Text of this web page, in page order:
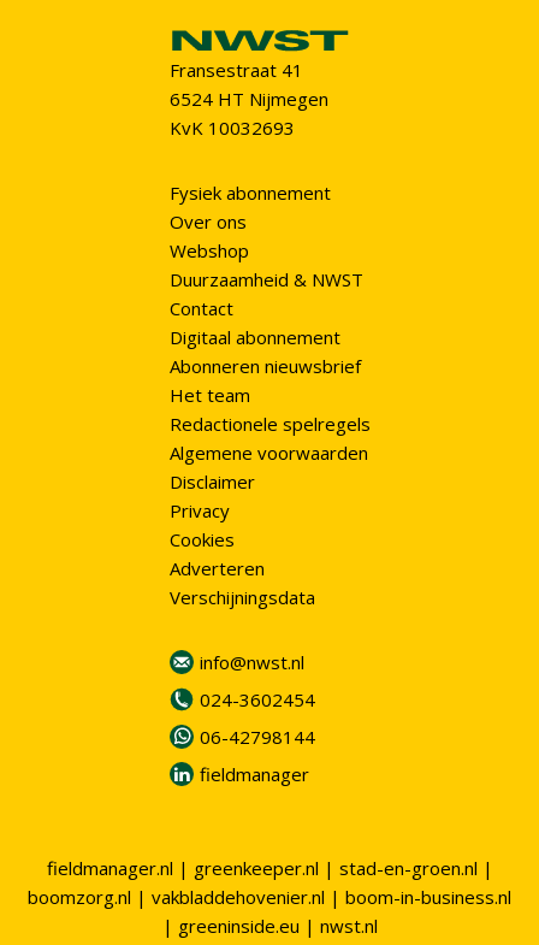
Fransestraat 41
6524 HT Nijmegen
KvK 10032693
Fysiek abonnement
Over ons
Webshop
Duurzaamheid & NWST
Contact
Digitaal abonnement
Abonneren nieuwsbrief
Het team
Redactionele spelregels
Algemene voorwaarden
Disclaimer
Privacy
Cookies
Adverteren
Verschijningsdata
info@nwst.nl
024-3602454
06-42798144
fieldmanager
fieldmanager.nl | greenkeeper.nl | stad-en-groen.nl |
boomzorg.nl | vakbladdehovenier.nl | boom-in-business.nl
| greeninside.eu | nwst.nl